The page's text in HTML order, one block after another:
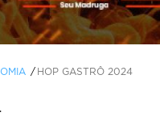
HOP GASTRÔ 2024